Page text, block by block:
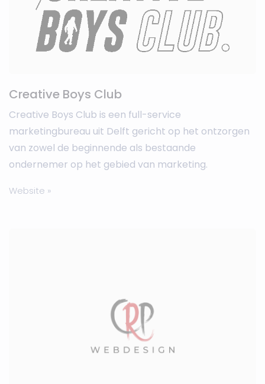
Creative Boys Club
Creative Boys Club is een full-service
marketingbureau uit Delft gericht op het ontzorgen
van zowel de beginnende als bestaande
ondernemer op het gebied van marketing.
Website »